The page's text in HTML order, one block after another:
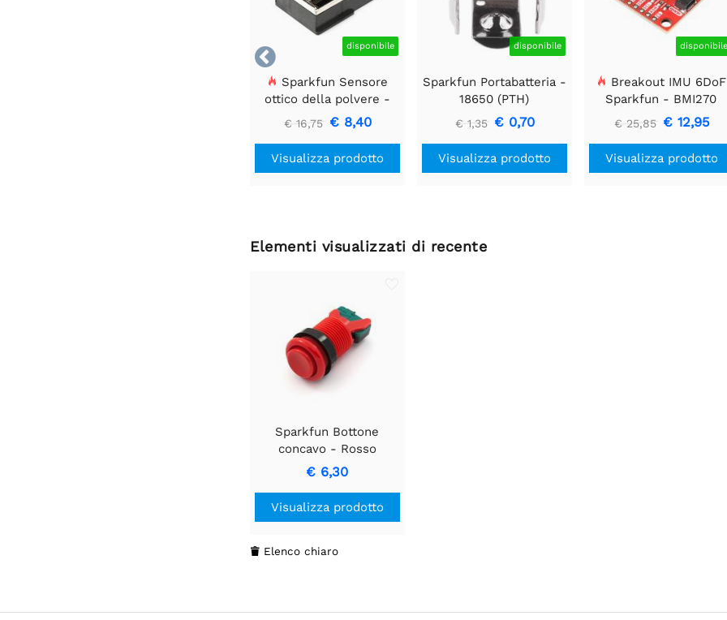
 disponibile
Sparkfun Sensore
ottico della polvere -
GP2Y1010AU0F
€ 16,75 € 8,40
Visualizza prodotto
disponibile
Sparkfun Portabatteria -
18650 (PTH)
€ 1,35 € 0,70
Visualizza prodotto
disponibile
Breakout IMU 6DoF
Sparkfun - BMI270
(Qwiic)
€ 25,85 € 12,95
Visualizza prodotto
Elementi visualizzati di recente
Sparkfun Bottone
concavo - Rosso
€ 6,30
Visualizza prodotto
 Elenco chiaro